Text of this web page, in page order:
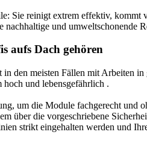
Sie reinigt extrem effektiv,
nachhaltige und umweltschonende
aufs Dach gehören
den meisten Fällen mit Arbeiten
hoch und lebensgefährlich .
um die Module fachgerecht und
über die vorgeschriebene
strikt eingehalten werden und